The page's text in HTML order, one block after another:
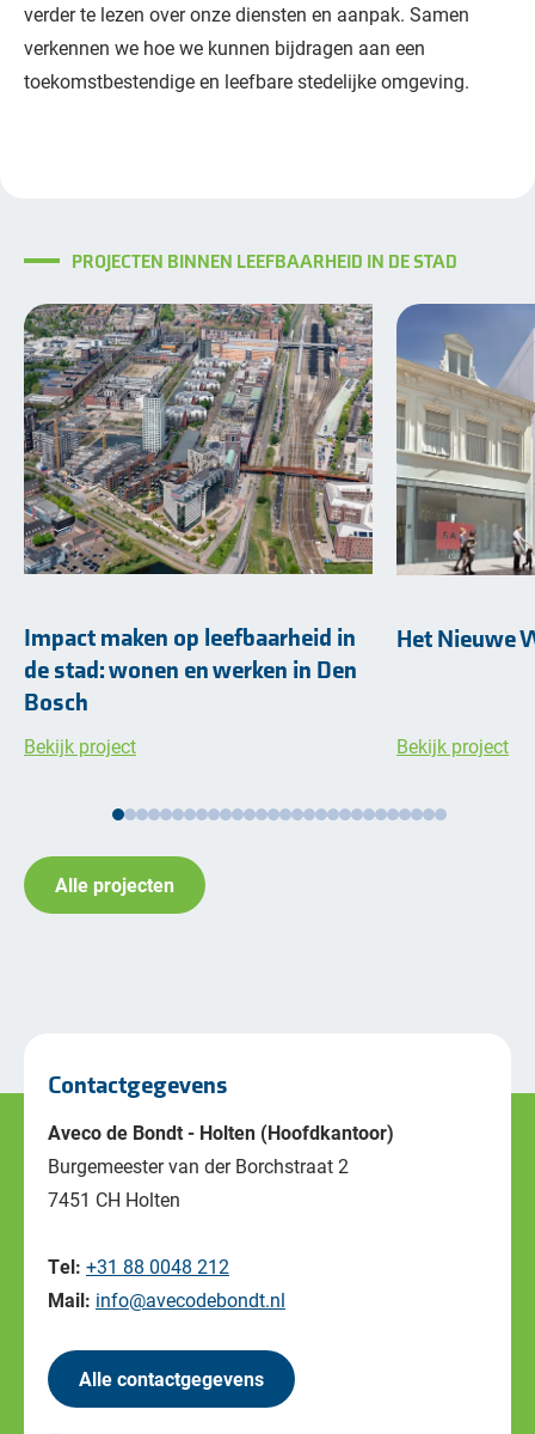
verder te lezen over onze diensten en aanpak. Samen
verkennen we hoe we kunnen bijdragen aan een
toekomstbestendige en leefbare stedelijke omgeving.
PROJECTEN BINNEN LEEFBAARHEID IN DE STAD
Impact maken op leefbaarheid in
de stad: wonen en werken in Den
Bosch
Bekijk project
Het Nieuwe
Bekijk project
Alle projecten
Contactgegevens
Aveco de Bondt - Holten (Hoofdkantoor)
Burgemeester van der Borchstraat 2
7451 CH Holten
Tel: +31 88 0048 212
Mail: info@avecodebondt.nl
Alle contactgegevens